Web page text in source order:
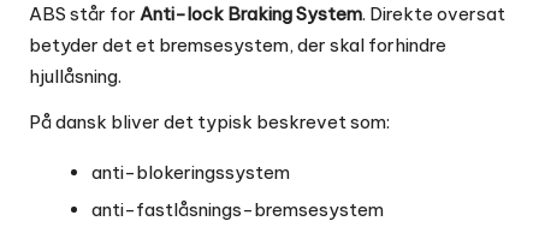
ABS står for Anti-lock Braking System. Direkte oversat
betyder det et bremsesystem, der skal forhindre
hjullåsning.
På dansk bliver det typisk beskrevet som:
anti-blokeringssystem
anti-fastlåsnings-bremsesystem